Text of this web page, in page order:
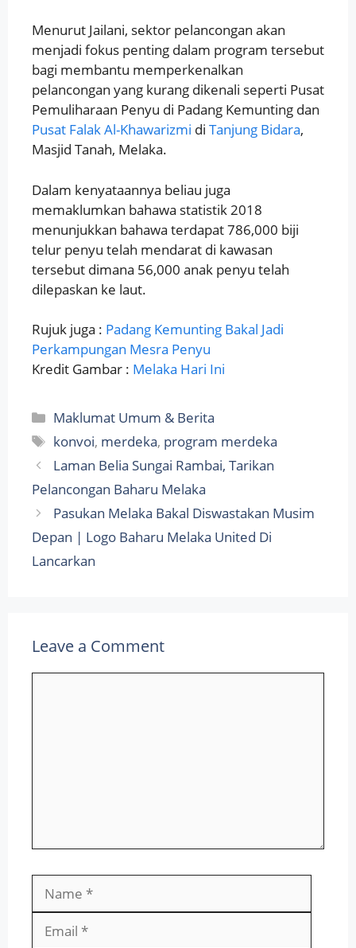
Menurut Jailani, sektor pelancongan akan
menjadi fokus penting dalam program tersebut
bagi membantu memperkenalkan
pelancongan yang kurang dikenali seperti Pusat
Pemuliharaan Penyu di Padang Kemunting dan
Pusat Falak Al-Khawarizmi di Tanjung Bidara,
Masjid Tanah, Melaka.
Dalam kenyataannya beliau juga
memaklumkan bahawa statistik 2018
menunjukkan bahawa terdapat 786,000 biji
telur penyu telah mendarat di kawasan
tersebut dimana 56,000 anak penyu telah
dilepaskan ke laut.
Rujuk juga : Padang Kemunting Bakal Jadi
Perkampungan Mesra Penyu
Kredit Gambar : Melaka Hari Ini
Categories
Maklumat Umum & Berita
Tags
konvoi, merdeka, program merdeka
Laman Belia Sungai Rambai, Tarikan
Pelancongan Baharu Melaka
Pasukan Melaka Bakal Diswastakan Musim
Depan | Logo Baharu Melaka United Di
Lancarkan
Leave a Comment